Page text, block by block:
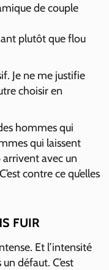
de couple
plutôt que flou
Je ne me justifie
choisir en
hommes qui
qui laissent
arrivent avec un
contre ce qu’elles
FUIR
Et l’intensité
défaut. C’est